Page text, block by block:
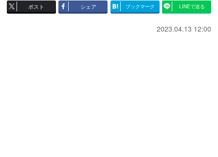
ポスト シェア ブックマーク LINEで送る
2023.04.13 12:00